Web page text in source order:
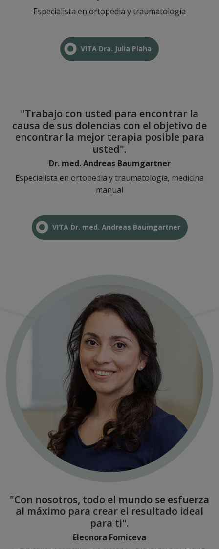
Especialista en ortopedia y traumatología
VITA Dra. Julia Plaha
"Trabajo con usted para encontrar la
causa de sus dolencias con el objetivo de
encontrar la mejor terapia posible para
usted".
Dr. med. Andreas Baumgartner
Especialista en ortopedia y traumatología, medicina
manual
VITA Dr. med. Andreas Baumgartner
"Con nosotros, todo el mundo se esfuerza
al máximo para crear el resultado ideal
para ti".
Eleonora Fomiceva